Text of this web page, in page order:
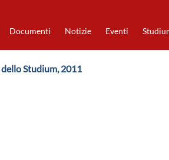
Documenti Notizie Eventi
Studium, 2011